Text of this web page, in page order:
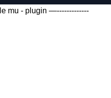
mu - plugin —-------------